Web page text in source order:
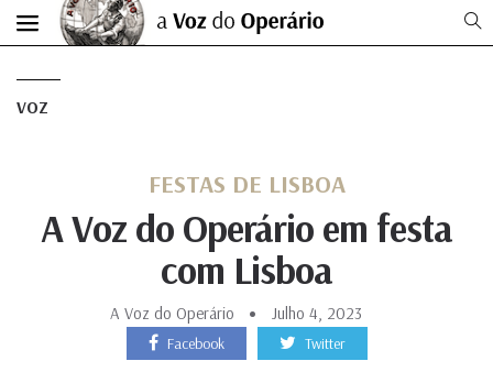
VOZ
FESTAS DE LISBOA
A Voz do Operário em festa
com Lisboa
A Voz do Operário Julho 4, 2023
Facebook Twitter